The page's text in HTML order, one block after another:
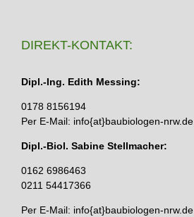
DIREKT-KONTAKT:
Dipl.-Ing. Edith Messing:
0178 8156194
Per E-Mail: info{at}baubiologen-nrw.de
Dipl.-Biol. Sabine Stellmacher:
0162 6986463
0211 54417366
Per E-Mail: info{at}baubiologen-nrw.de